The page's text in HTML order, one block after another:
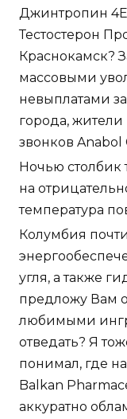
Джинтропин
Тестостерон
Краснокамск?
массовыми
невыплатами
города, жители
звонков Anabol
Ночью столбик
на
температура
Колумбия
угля, а также
предложу Вам
любимыми
отведать? Я
понимал, где
Balkan
аккуратно